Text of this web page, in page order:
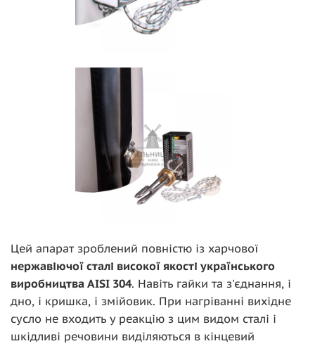
Цей апарат зроблений повністю із харчової
нержавіючої сталі високої якості українського
виробництва AISI 304. Навіть гайки та з'єднання, і
дно, і кришка, і змійовик. При нагріванні вихідне
сусло не входить у реакцію з цим видом сталі і
шкідливі речовини виділяються в кінцевий